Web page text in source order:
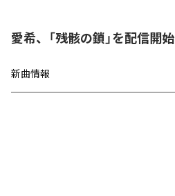
愛希、「残骸の鎖」を配信開始
新曲情報